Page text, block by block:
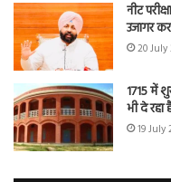
नीट
उजागर
20 July
1715 में
भी दे रहा
19 July